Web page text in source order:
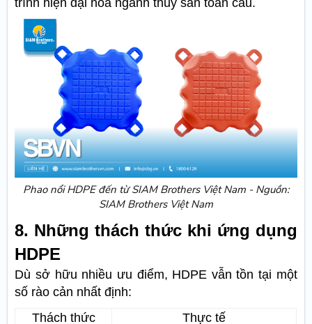
Phao nổi HDPE đến từ SIAM Brothers Việt Nam - Nguồn:
SIAM Brothers Việt Nam
8. Những thách thức khi ứng dụng
HDPE
Dù sở hữu nhiều ưu điểm, HDPE vẫn tồn tại một
số rào cản nhất định:
Thách thức
Thực tế